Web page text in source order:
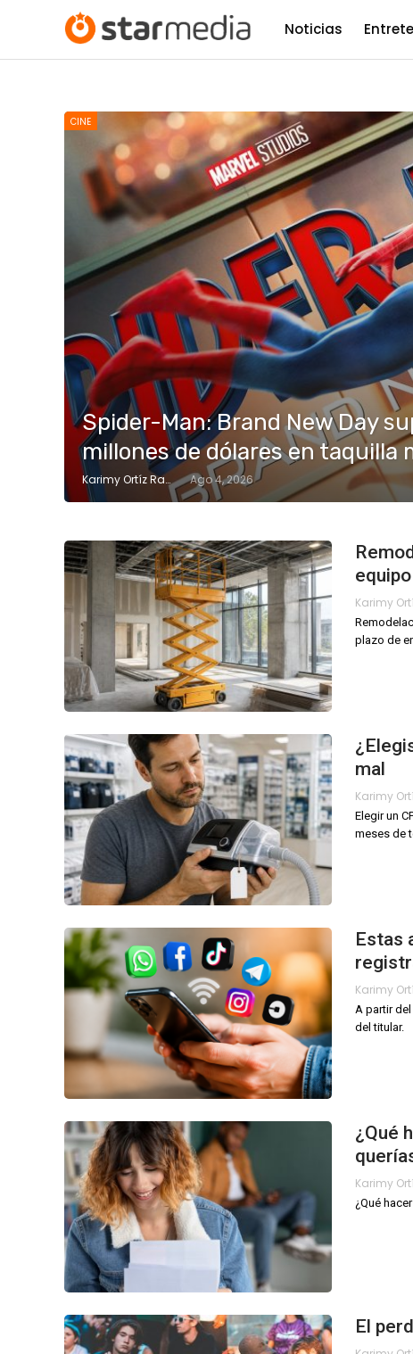
Noticias
CINE
Spider-Man: Brand New Day
millones de dólares en taquilla
Karimy Ortíz Ramos Ago 4, 2026
plazo de
mal
Elegir un
meses de
Estas
A partir
del titular.
¿Qué
¿Qué
El